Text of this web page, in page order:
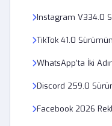
Instagram V334.0
TikTok 41.0
WhatsApp'ta İki
Discord 259.0
Facebook 2026